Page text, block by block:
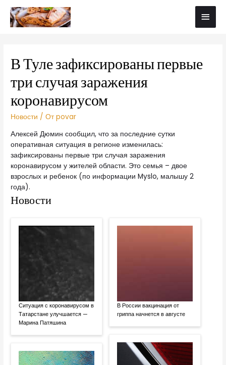
В Туле зафиксированы первые
три случая заражения
коронавирусом
Новости / От povar
Алексей Дюмин сообщил, что за последние сутки
оперативная ситуация в регионе изменилась:
зафиксированы первые три случая заражения
коронавирусом у жителей области. Это семья – двое
взрослых и ребенок (по информации Myslo, малышу 2
года).
Новости
Ситуация с коронавирусом в
Татарстане улучшается —
Марина Патяшина
В России вакцинация от
гриппа начнется в августе